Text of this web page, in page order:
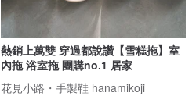
熱銷上萬雙 穿過都說讚【雪糕拖】室
內拖 浴室拖 團購no.1 居家
花見小路・手製鞋 hanamikoji